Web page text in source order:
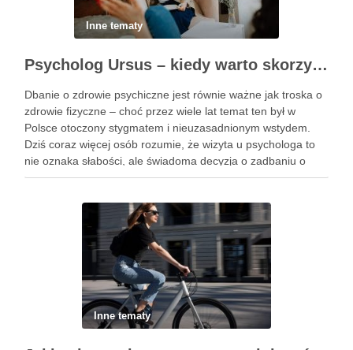
Inne tematy
Psycholog Ursus – kiedy warto skorzystać z pomocy psychologicznej i jak znaleźć odpowiedniego specjalistę?
Dbanie o zdrowie psychiczne jest równie ważne jak troska o
zdrowie fizyczne – choć przez wiele lat temat ten był w
Polsce otoczony stygmatem i nieuzasadnionym wstydem.
Dziś coraz więcej osób rozumie, że wizyta u psychologa to
nie oznaka słabości, ale świadoma decyzja o zadbaniu o
siebie. W Ursusie i …
Inne tematy